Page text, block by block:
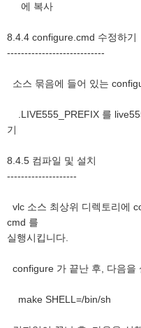
에 복사
8.4.4 configure.cmd 수정하기
----------------------------
소스 묶음에 들어 있는
.LIVE555_PREFIX 를
기
8.4.5 컴파일 및 설치
--------------------
vlc 소스 최상위 디렉토리에
cmd 를
실행시킵니다.
configure 가 끝난 후, 다음을
make SHELL=/bin/sh